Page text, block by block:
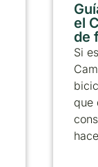
el
de
Si
que